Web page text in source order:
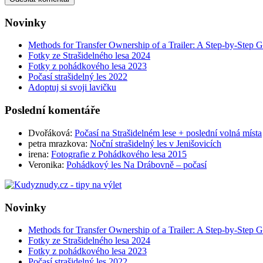
Novinky
Methods for Transfer Ownership of a Trailer: A Step-by-Step
Fotky ze Strašidelného lesa 2024
Fotky z pohádkového lesa 2023
Počasí strašidelný les 2022
Adoptuj si svoji lavičku
Poslední komentáře
Dvořáková: Počasí na Strašidelném lese + poslední volná místa
petra mrazkova: Noční strašidelný les v Jenišovicích
irena: Fotografie z Pohádkového lesa 2015
Veronika: Pohádkový les Na Drábovně – počasí
Novinky
Methods for Transfer Ownership of a Trailer: A Step-by-Step
Fotky ze Strašidelného lesa 2024
Fotky z pohádkového lesa 2023